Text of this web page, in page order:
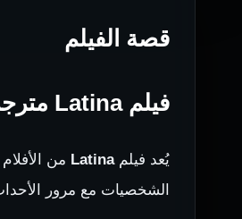
قصة الفيلم
فيلم Latina مترجم للكبار فقط
يُعد فيلمLatina من
الشخصيات مع مرور